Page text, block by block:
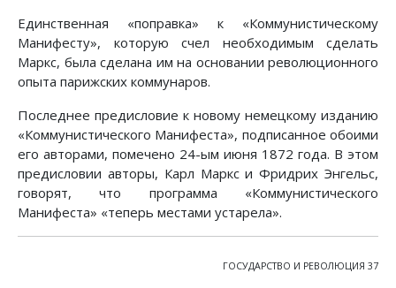
Единственная «поправка» к «Коммунистическому
Манифесту», которую счел необходимым сделать
Маркс, была сделана им на основании революционного
опыта парижских коммунаров.
Последнее предисловие к новому немецкому изданию
«Коммунистического Манифеста», подписанное обоими
его авторами, помечено 24-ым июня 1872 года. В этом
предисловии авторы, Карл Маркс и Фридрих Энгельс,
говорят, что программа «Коммунистического
Манифеста» «теперь местами устарела».
ГОСУДАРСТВО И РЕВОЛЮЦИЯ 37